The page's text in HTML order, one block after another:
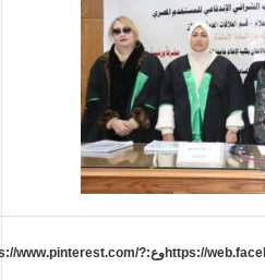
الموضhttps://web.facebook.com/afaqhorra/aboutوع:https://www.pinterest.com/?